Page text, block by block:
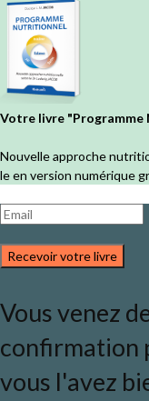
Votre livre "Programme
Nouvelle approche
le en version numérique
Recevoir votre livre
Vous venez
confirmation
vous l'avez